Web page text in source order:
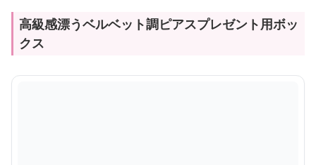
高級感漂うベルベット調ピアスプレゼント用ボッ
クス